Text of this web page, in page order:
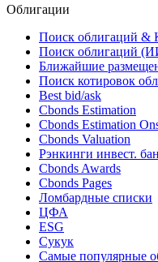
еврооблигации
06.08.2026
Облигации
Поиск облигаций &
Поиск облигаций
Ближайшие
Поиск котировок
Best bid/ask
Cbonds Estimation
Cbonds Estimation
Cbonds Valuation
Рэнкинги инвест.
Cbonds Awards
Cbonds Pages
Ломбардные списки